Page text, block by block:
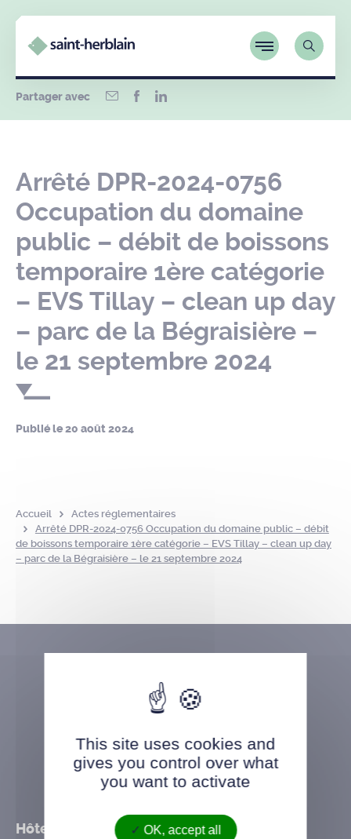
Partager avec
Arrêté DPR-2024-0756
Occupation du domaine
public – débit de boissons
temporaire 1ère catégorie
– EVS Tillay – clean up day
– parc de la Bégraisière –
le 21 septembre 2024
Publié le20 août 2024
Accueil
Actes réglementaires
Arrêté DPR-2024-0756 Occupation du domaine public – débit
de boissons temporaire 1ère catégorie – EVS Tillay – clean up day
– parc de la Bégraisière – le 21 septembre 2024
Hôtel de ville
This site uses cookies and
gives you control over what
you want to activate
OK, accept all